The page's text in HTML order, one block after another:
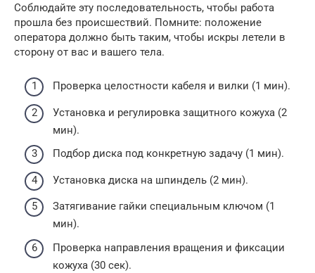
Соблюдайте эту последовательность, чтобы работа
прошла без происшествий. Помните: положение
оператора должно быть таким, чтобы искры летели в
сторону от вас и вашего тела.
Проверка целостности кабеля и вилки (1 мин).
Установка и регулировка защитного кожуха (2
мин).
Подбор диска под конкретную задачу (1 мин).
Установка диска на шпиндель (2 мин).
Затягивание гайки специальным ключом (1
мин).
Проверка направления вращения и фиксации
кожуха (30 сек).